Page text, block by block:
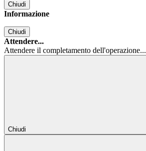
Chiudi
Informazione
Chiudi
Attendere...
Attendere il completamento dell'operazione...
Chiudi